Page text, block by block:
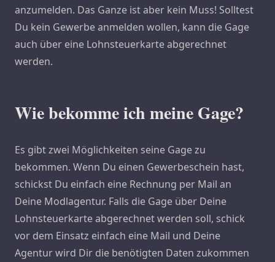
anzumelden. Das Ganze ist aber kein Muss! Solltest
Du kein Gewerbe anmelden wollen, kann die Gage
auch über eine Lohnsteuerkarte abgerechnet
werden.
Wie bekomme ich meine Gage?
Es gibt zwei Möglichkeiten seine Gage zu
bekommen. Wenn Du einen Gewerbeschein hast,
schickst Du einfach eine Rechnung per Mail an
Deine Modlagentur. Falls die Gage über Deine
Lohnsteuerkarte abgerechnet werden soll, schick
vor dem Einsatz einfach eine Mail und Deine
Agentur wird Dir die benötigten Daten zukommen